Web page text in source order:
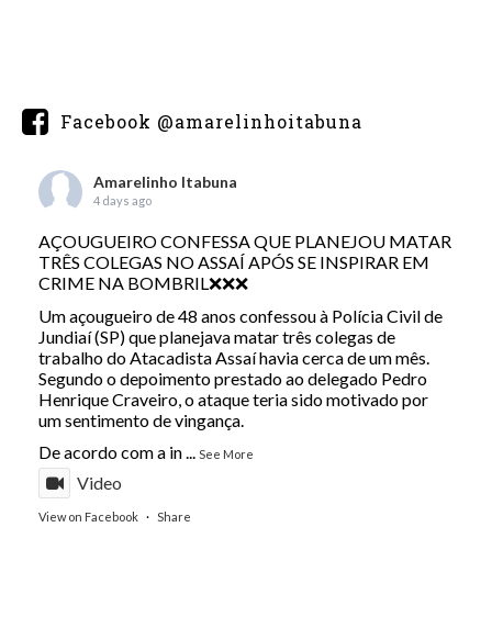
Facebook @amarelinhoitabuna
Amarelinho Itabuna
4 days ago
AÇOUGUEIRO CONFESSA QUE PLANEJOU MATAR
TRÊS COLEGAS NO ASSAÍ APÓS SE INSPIRAR EM
CRIME NA BOMBRIL❌❌❌
Um açougueiro de 48 anos confessou à Polícia Civil de
Jundiaí (SP) que planejava matar três colegas de
trabalho do Atacadista Assaí havia cerca de um mês.
Segundo o depoimento prestado ao delegado Pedro
Henrique Craveiro, o ataque teria sido motivado por
um sentimento de vingança.
De acordo com a in... See More
Video
View on Facebook · Share